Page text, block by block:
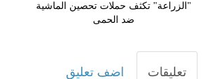
"الزراعة" تكثف حملات تحصين الماشية
ضد الحمى
تعليقات اضف تعليق